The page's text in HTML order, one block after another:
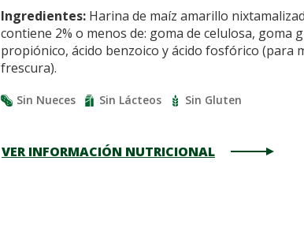
Ingredientes: Harina de maíz amarillo
contiene 2% o menos de: goma de celulosa, goma
propiónico, ácido benzoico y ácido fosfórico (para
frescura).
Sin Nueces Sin Lácteos Sin Gluten
VER INFORMACIÓN NUTRICIONAL